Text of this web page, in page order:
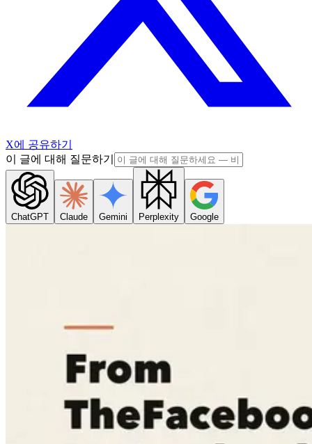
X에 공유하기
이 글에 대해 질문하기
ChatGPT Claude Gemini Perplexity Google